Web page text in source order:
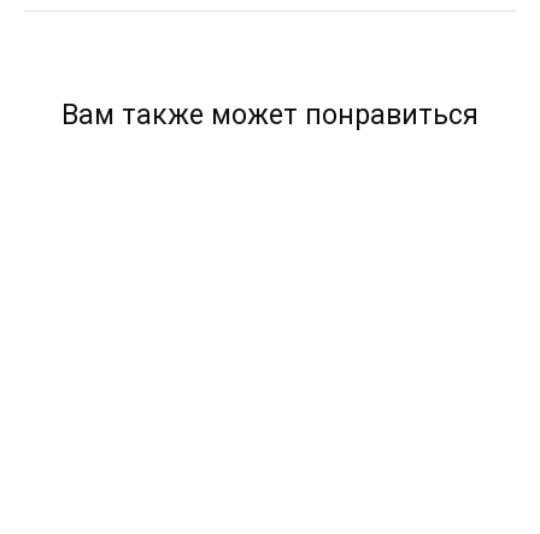
Вам также может понравиться